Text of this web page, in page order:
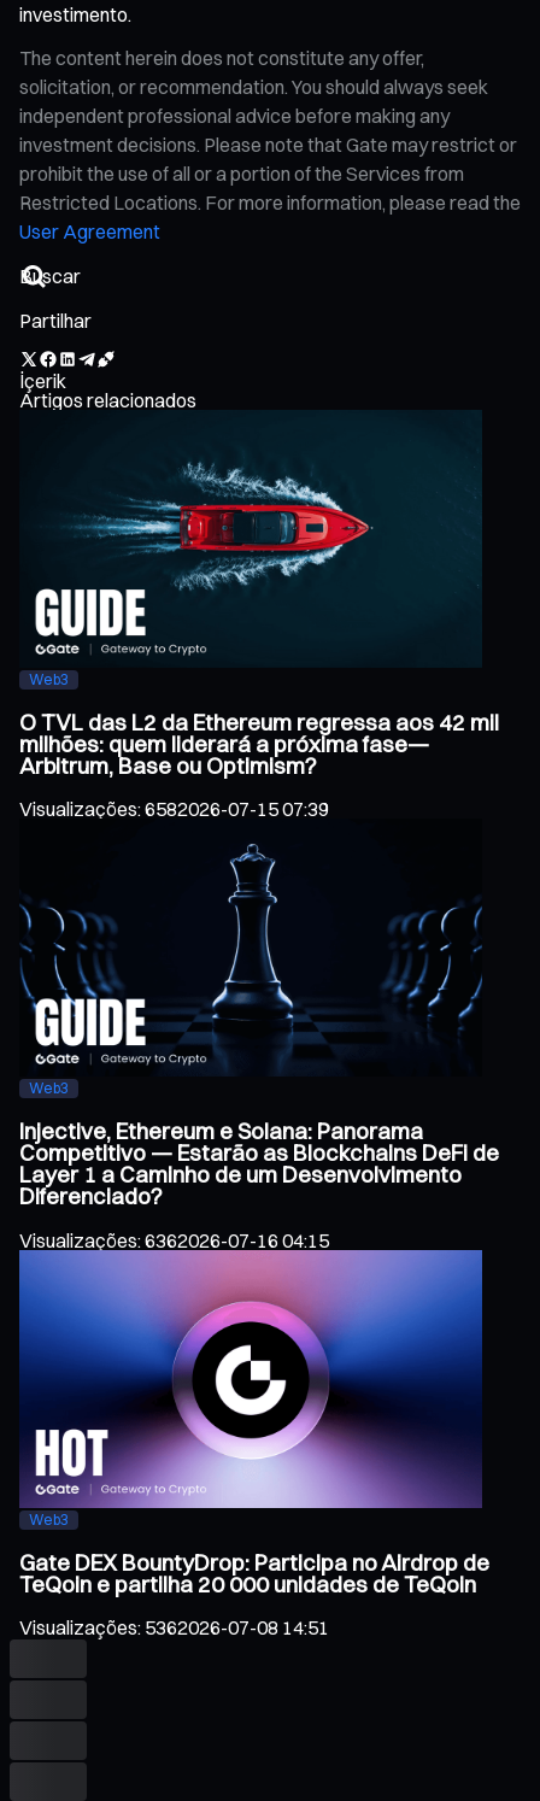
investimento.
The content herein does not constitute any offer,
solicitation, or recommendation. You should always seek
independent professional advice before making any
investment decisions. Please note that Gate may restrict or
prohibit the use of all or a portion of the Services from
Restricted Locations. For more information, please read the
User Agreement
Partilhar
İçerik
Artigos relacionados
Web3
O TVL das L2 da Ethereum regressa aos 42 mil
milhões: quem liderará a próxima fase—
Arbitrum, Base ou Optimism?
Visualizações:6582026-07-15 07:39
Web3
Injective, Ethereum e Solana: Panorama
Competitivo — Estarão as Blockchains DeFi de
Layer 1 a Caminho de um Desenvolvimento
Diferenciado?
Visualizações:6362026-07-16 04:15
Web3
Gate DEX BountyDrop: Participa no Airdrop de
TeQoin e partilha 20 000 unidades de TeQoin
Visualizações: 5362026-07-08 14:51